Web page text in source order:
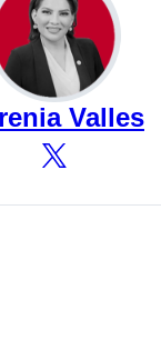
Valles